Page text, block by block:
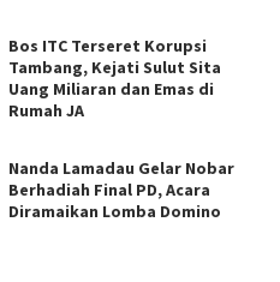
Bos ITC Terseret Korupsi
Tambang, Kejati Sulut Sita
Uang Miliaran dan Emas di
Rumah JA
Nanda Lamadau Gelar Nobar
Berhadiah Final PD, Acara
Diramaikan Lomba Domino